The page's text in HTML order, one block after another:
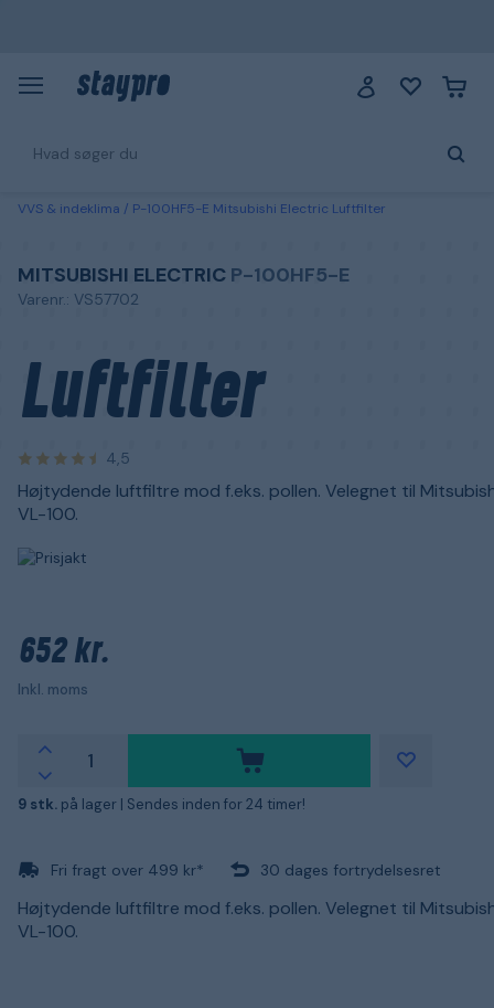
VVS & indeklima P-100HF5-E Mitsubishi Electric Luftfilter
MITSUBISHI ELECTRIC P-100HF5-E
Varenr.: VS57702
Luftfilter
4,5
Højtydende luftfiltre mod f.eks. pollen. Velegnet til
VL-100.
652 kr.
Inkl. moms
9 stk. på lager | Sendes inden for 24 timer!
Fri fragt over 499 kr* 30 dages fortrydelsesret
Højtydende luftfiltre mod f.eks. pollen. Velegnet til
VL-100.